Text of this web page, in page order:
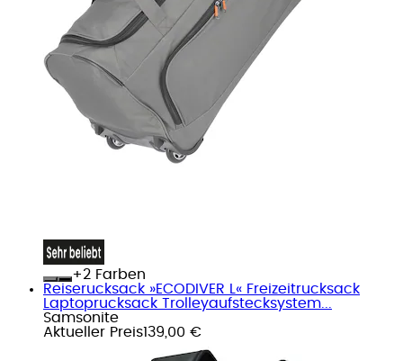
+
Farben
Reiserucksack »ECODIVER L« Freizeitrucksack
Laptoprucksack Trolleyaufstecksystem...
Samsonite
Aktueller Preis139,00 €